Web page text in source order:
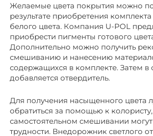
Желаемые цвета покрытия можно
результате приобретения
белого цвета. Компания U-POL
приобрести пигменты готового
Дополнительно можно получить
смешиванию и нанесению
содержащихся в комплекте. Затем в
добавляется отвердитель.
Для получения насыщенного цвета
обратиться за помощью к
самостоятельном смешивании
трудности. Внедорожник светлого